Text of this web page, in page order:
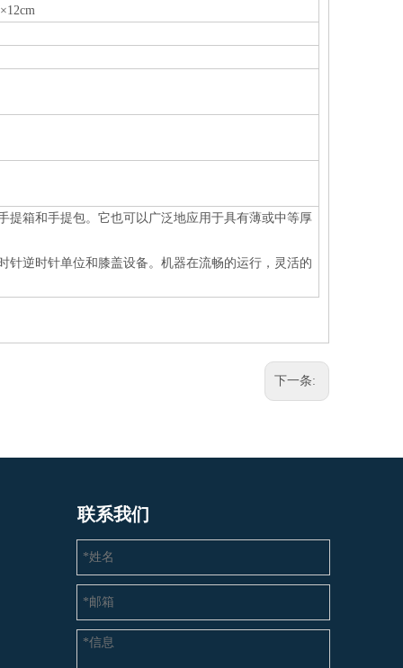
提箱和手提包。它也可以广泛地应用于具有薄或中等厚
针逆时针单位和膝盖设备。机器在流畅的运行，灵活的
下一条:
联系我们